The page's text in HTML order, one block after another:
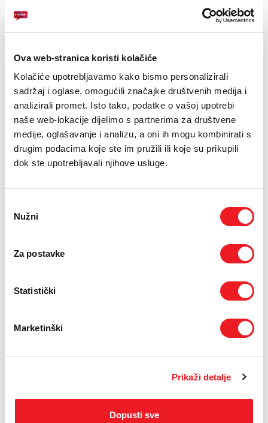
Ova web-stranica koristi kolačiće
Kolačiće upotrebljavamo kako bismo personalizirali
sadržaj i oglase, omogućili značajke društvenih medija i
analizirali promet. Isto tako, podatke o vašoj upotrebi
naše web-lokacije dijelimo s partnerima za društvene
medije, oglašavanje i analizu, a oni ih mogu kombinirati s
drugim podacima koje ste im pružili ili koje su prikupili
dok ste upotrebljavali njihove usluge.
pristanka
Nužni
Za postavke
Statistički
Marketinški
Prikaži detalje
Dopusti sve